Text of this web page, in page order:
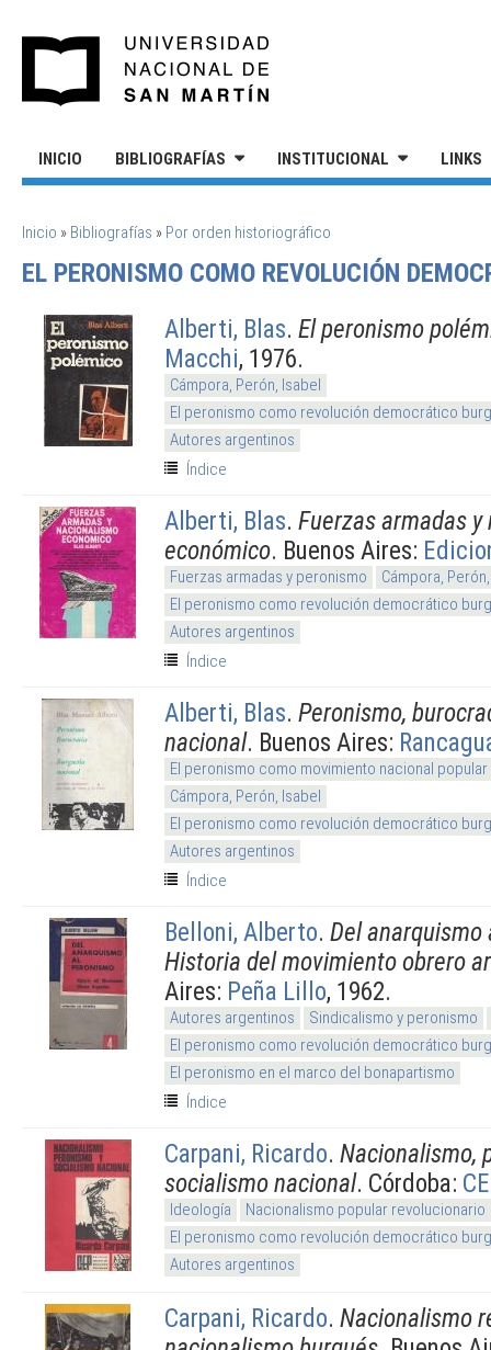
INICIO BIBLIOGRAFÍAS INSTITUCIONAL LINKS
SE ENCUENTRA USTED AQUÍ
Inicio » Bibliografías » Por orden historiográfico
EL PERONISMO COMO REVOLUCIÓN
Alberti, Blas. El peronismo
Macchi, 1976.
Cámpora, Perón, Isabel
El peronismo como revolución democrático
Autores argentinos
Índice
Alberti, Blas. Fuerzas armadas
económico. Buenos Aires:
Fuerzas armadas y peronismo
Cámpora,
El peronismo como revolución democrático
Autores argentinos
Índice
Alberti, Blas. Peronismo,
nacional. Buenos Aires:
El peronismo como movimiento nacional popular
Cámpora, Perón, Isabel
El peronismo como revolución democrático
Autores argentinos
Índice
Belloni, Alberto. Del
Historia del movimiento obrero
Aires: Peña Lillo, 1962.
Autores argentinos
Sindicalismo y peronismo
El peronismo como revolución democrático
El peronismo en el marco del bonapartismo
Índice
Carpani, Ricardo. Nacionalismo,
socialismo nacional. Córdoba:
Ideología
Nacionalismo popular revolucionario
El peronismo como revolución democrático
Autores argentinos
Carpani, Ricardo. Nacionalismo